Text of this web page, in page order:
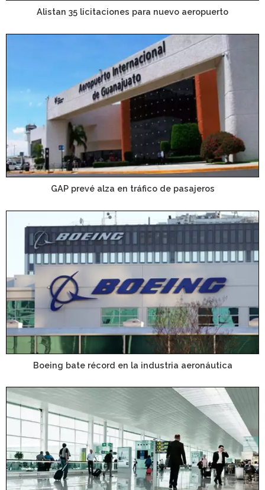
Alistan 35 licitaciones para nuevo aeropuerto
GAP prevé alza en tráfico de pasajeros
Boeing bate récord en la industria aeronáutica